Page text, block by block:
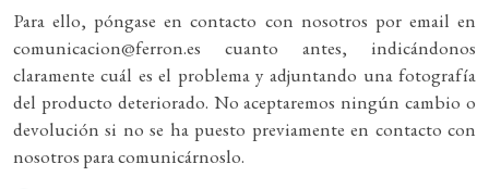
Para ello, póngase en contacto con nosotros por email en
comunicacion@ferron.es cuanto antes, indicándonos
claramente cuál es el problema y adjuntando una fotografía
del producto deteriorado. No aceptaremos ningún cambio o
devolución si no se ha puesto previamente en contacto con
nosotros para comunicárnoslo.